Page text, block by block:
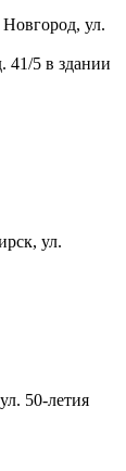
ул.
41/5 в здании
ул.
50-летия